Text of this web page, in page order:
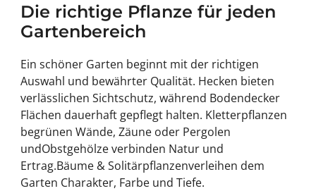
Die richtige Pflanze für jeden
Gartenbereich
Ein schöner Garten beginnt mit der richtigen
Auswahl und bewährter Qualität. Hecken bieten
verlässlichen Sichtschutz, während Bodendecker
Flächen dauerhaft gepflegt halten. Kletterpflanzen
begrünen Wände, Zäune oder Pergolen
undObstgehölzeverbinden Natur und
Ertrag.Bäume & Solitärpflanzenverleihen dem
Garten Charakter, Farbe und Tiefe.